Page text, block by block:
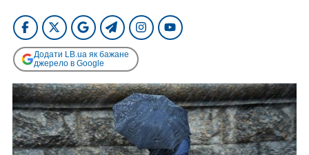
Додати LB.ua як бажане
джерело в Google